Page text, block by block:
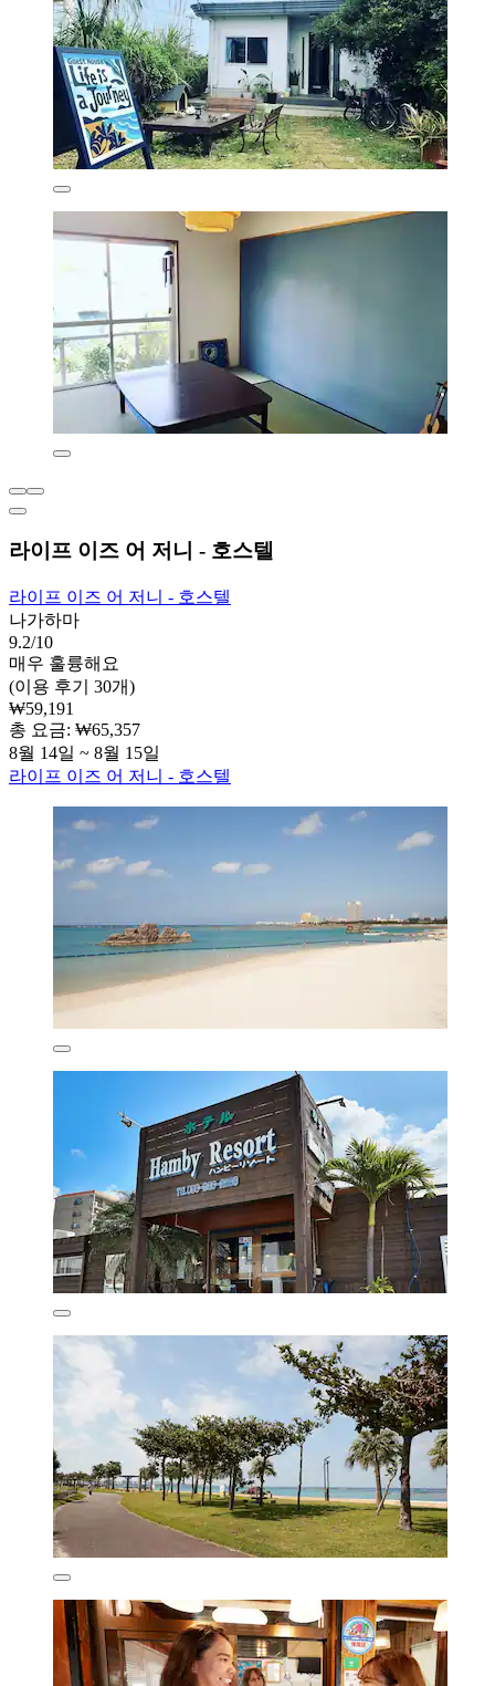
라이프 이즈 어 저니 - 호스텔
라이프 이즈 어 저니 - 호스텔
나가하마
9.2/10
매우 훌륭해요
(이용 후기 30개)
₩59,191
총 요금: ₩65,357
8월 14일 ~ 8월 15일
라이프 이즈 어 저니 - 호스텔